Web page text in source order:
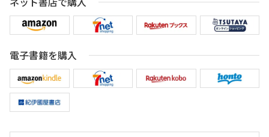
電子書籍を購入